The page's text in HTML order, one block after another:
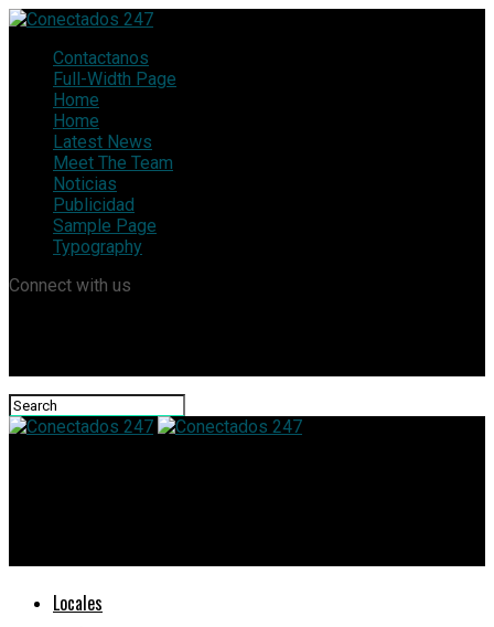
Contactanos
Full-Width Page
Home
Home
Latest News
Meet The Team
Noticias
Publicidad
Sample Page
Typography
Connect with us
Locales